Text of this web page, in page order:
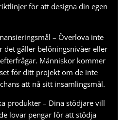
för att designa din egen
– Överlova inte
det gäller belöningsnivåer eller
Människor kommer
för ditt projekt om de inte
att nå sitt insamlingsmål.
produkter – Dina stödjare vill
lovar pengar för att stödja